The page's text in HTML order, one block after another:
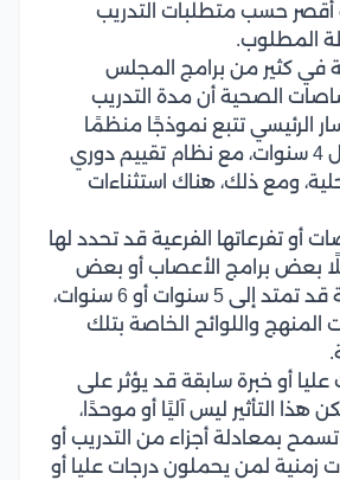
أقصر حسب متطلبات التدريب
المطلوب.
في كثير من برامج المجلس
الصحية أن مدة التدريب
الرئيسي تتبع نموذجًا منظمًا
يمتد عادًة حول 4 سنوات، مع نظام تقييم دوري
ومع ذلك، هناك استثناءات
أو تفرعاتها الفرعية قد تحدد لها
بعض برامج الأعصاب أو بعض
البرامج الفرعية قد تمتد إلى 5 سنوات أو 6 سنوات،
واللوائح الخاصة بتلك
أو خبرة سابقة قد يؤثر على
هذا التأثير ليس آليًا أو موحدًا،
بمعادلة أجزاء من التدريب أو
زمنية لمن يحملون درجات عليا أو